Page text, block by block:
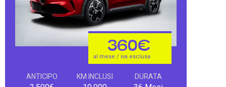
360€
al mese / iva esclusa
ANTICIPO KM INCLUSI DURATA